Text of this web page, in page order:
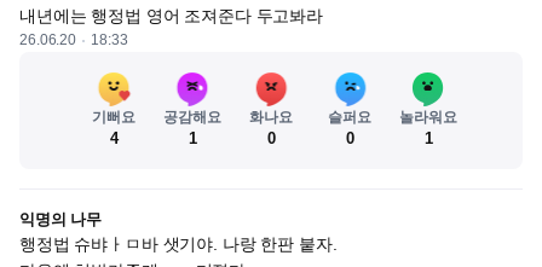
내년에는 행정법 영어 조져준다 두고봐라
26.06.20 18:33
기뻐요
4
공감해요
1
화나요
0
슬퍼요
0
놀라워요
1
익명의 나무
행정법 슈뱌ㅏㅁ바 샛기야. 나랑 한판 붙자.